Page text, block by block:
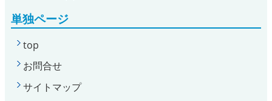
単独ページ
top
お問合せ
サイトマップ